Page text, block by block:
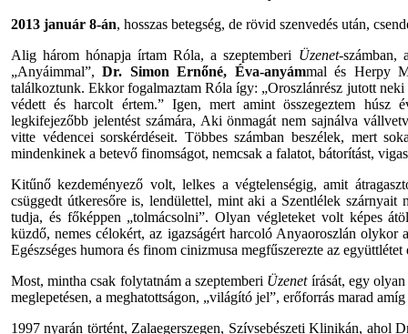
2013 január 8-án, hosszas betegség, de rövid szenvedés után,
Alig három hónapja írtam Róla, a szeptemberi Üzenet-számban,
„Anyáimmal”,Dr. Simon Ernőné, Éva-anyámmal és Herpy
találkoztunk. Ekkor fogalmaztam Róla így: „Oroszlánrész jutott
védett és harcolt értem.” Igen, mert amint összegeztem húsz
legkifejezőbb jelentést számára, Aki önmagát nem sajnálva
vitte védencei sorskérdéseit. Többes számban beszélek, mert
mindenkinek a betevő finomságot, nemcsak a falatot, bátorítást,
Kitűnő kezdeményező volt, lelkes a végtelenségig, amit
csüggedt útkeresőre is, lendülettel, mint aki a Szentlélek
tudja, és főképpen „tolmácsolni”. Olyan végleteket volt képes
küzdő, nemes célokért, az igazságért harcoló Anyaoroszlán
Egészséges humora és finom cinizmusa megfűszerezte az
Most, mintha csak folytatnám a szeptemberi Üzenetírását, egy olyan
meglepetésen, a meghatottságon, „világító jel”, erőforrás marad
1997 nyarán történt, Zalaegerszegen, Szívsebészeti Klinikán, ahol